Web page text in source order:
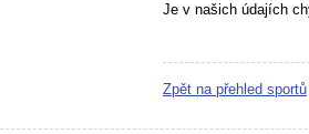
Je v našich údajích
Zpět na přehled sportů